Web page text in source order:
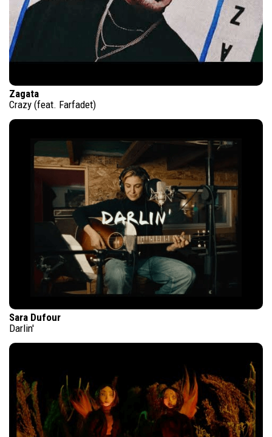
Zagata
Crazy (feat. Farfadet)
Sara Dufour
Darlin'